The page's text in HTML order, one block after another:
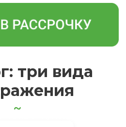
версия
под любое разрешение
делать покупки со